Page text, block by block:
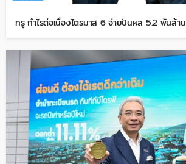
ทรู กำไรต่อเนื่องไตรมาส 6 จ่ายปันผล 5.2 พันล้าน